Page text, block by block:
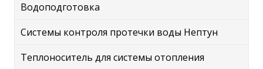
Водоподготовка
Системы контроля протечки воды Нептун
Теплоноситель для системы отопления